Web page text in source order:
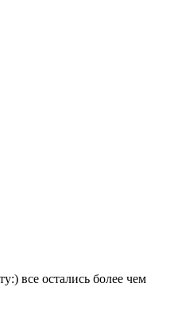
все остались более чем